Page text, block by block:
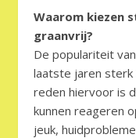
Waarom kiezen
graanvrij?
De populariteit
laatste jaren sterk
reden hiervoor is
kunnen reageren
jeuk,